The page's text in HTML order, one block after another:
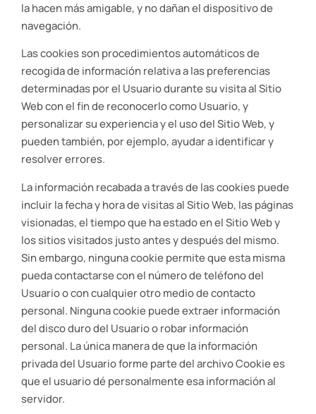
la hacen más amigable, y no dañan el dispositivo de
navegación.
Las cookies son procedimientos automáticos de
recogida de información relativa a las preferencias
determinadas por el Usuario durante su visita al Sitio
Web con el fin de reconocerlo como Usuario, y
personalizar su experiencia y el uso del Sitio Web, y
pueden también, por ejemplo, ayudar a identificar y
resolver errores.
La información recabada a través de las cookies puede
incluir la fecha y hora de visitas al Sitio Web, las páginas
visionadas, el tiempo que ha estado en el Sitio Web y
los sitios visitados justo antes y después del mismo.
Sin embargo, ninguna cookie permite que esta misma
pueda contactarse con el número de teléfono del
Usuario o con cualquier otro medio de contacto
personal. Ninguna cookie puede extraer información
del disco duro del Usuario o robar información
personal. La única manera de que la información
privada del Usuario forme parte del archivo Cookie es
que el usuario dé personalmente esa información al
servidor.